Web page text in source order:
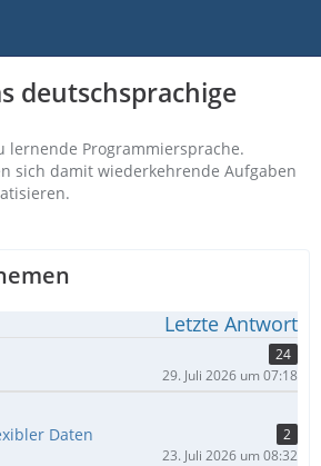
deutschsprachige
lernende Programmiersprache.
sich damit wiederkehrende Aufgaben
Letzte Antwort
24
29. Juli 2026 um 07:18
Daten
2
23. Juli 2026 um 08:32